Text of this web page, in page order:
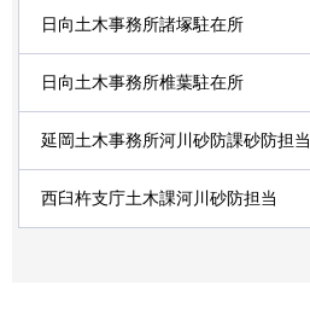
日向土木事務所諸塚駐在所
日向土木事務所椎葉駐在所
延岡土木事務所河川砂防課砂防担当
西臼杵支庁土木課河川砂防担当